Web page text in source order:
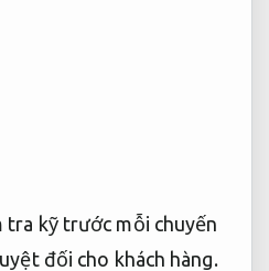
tra kỹ trước mỗi chuyến
đối cho khách hàng.